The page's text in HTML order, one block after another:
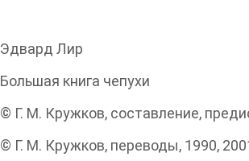
Эдвард Лир
Большая книга чепухи
© Г. М. Кружков, составление,
© Г. М. Кружков, переводы, 1990,